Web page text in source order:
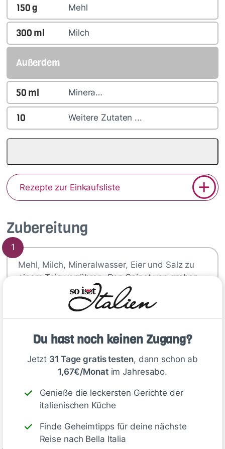
Du hast noch keinen Zugang?
Jetzt 31 Tage gratis testen, dann schon ab
1,67€/Monatim Jahresabo.
Genieße die leckersten Gerichte der
italienischen Küche
Finde Geheimtipps für deine nächste
Reise nach Bella Italia
Zubereitung
1
Mehl, Milch, Mineralwasser, Eier und Salz zu
einem Teig verrühren. Den Spinat von groben
Stielen befreien, dann waschen, trocken
schleudern und grob hacken. 1 EL Butter in
einer Pfanne zerlassen, die Zwiebel darin
mitdünsten. Den Spinat zugeben und
unterrühren und die Mischung mit Muskat, Salz
und Pfeffer abschmecken. Die Masse etwas
abkühlen lassen. Den Backofen auf 200
Grad/Gas Stufe 6 vorheizen, eine Auflaufform
150g Mehl
300 ml Milch
Außerdem
50 ml Minera…
10 Weitere Zutaten ...
Rezepte zur Einkaufsliste